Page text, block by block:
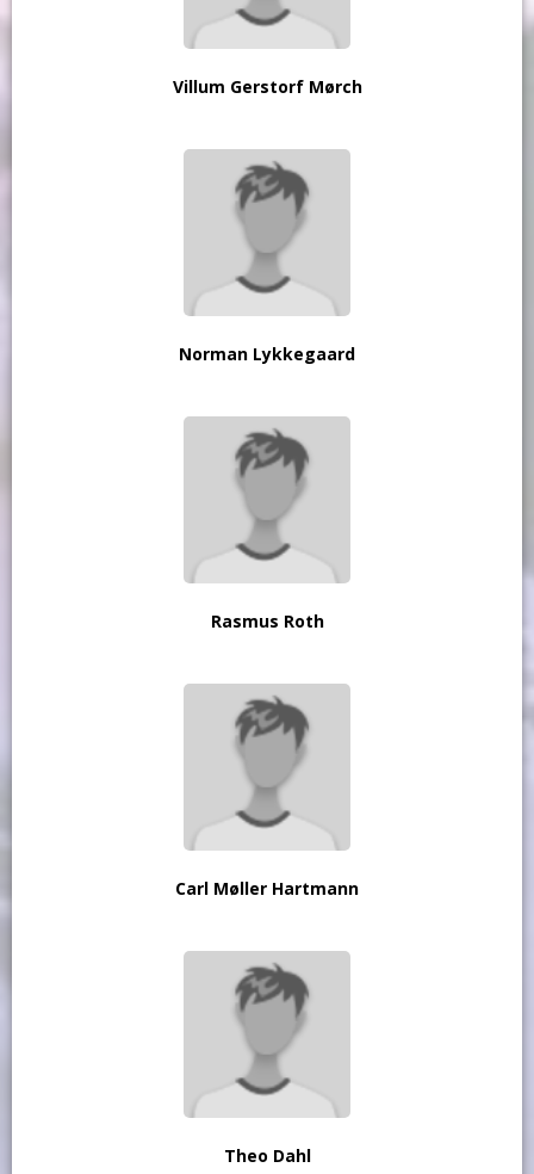
Villum Gerstorf Mørch
Norman Lykkegaard
Rasmus Roth
Carl Møller Hartmann
Theo Dahl